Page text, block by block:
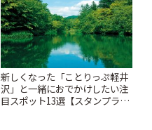
新しくなった「ことりっぷ軽井
沢」と一緒におでかけしたい注
目スポット13選【スタンプラリ